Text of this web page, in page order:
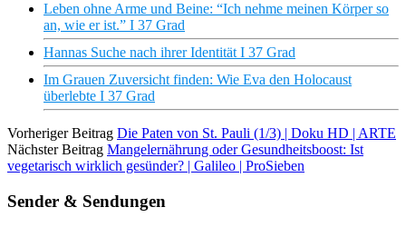
Leben ohne Arme und Beine: “Ich nehme meinen Körper so
an, wie er ist.” I 37 Grad
Hannas Suche nach ihrer Identität I 37 Grad
Im Grauen Zuversicht finden: Wie Eva den Holocaust
überlebte I 37 Grad
Vorheriger Beitrag Die Paten von St. Pauli (1/3) | Doku HD | ARTE
Nächster Beitrag Mangelernährung oder Gesundheitsboost: Ist
vegetarisch wirklich gesünder? | Galileo | ProSieben
Sender & Sendungen